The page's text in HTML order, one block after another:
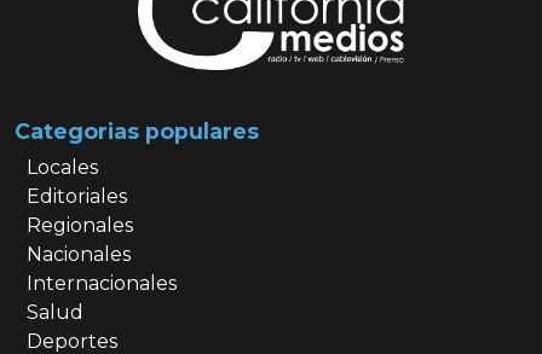
Categorias populares
Locales
Editoriales
Regionales
Nacionales
Internacionales
Salud
Deportes